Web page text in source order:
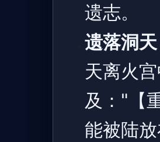
遗志。
遗落洞天
天离火
及："【
能被陆